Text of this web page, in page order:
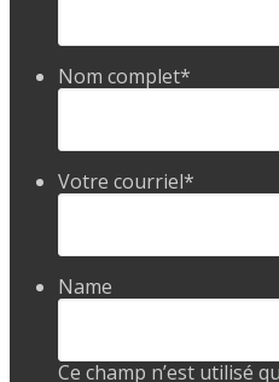
Nom complet*
Votre courriel*
Name
Ce champ n’est utilisé